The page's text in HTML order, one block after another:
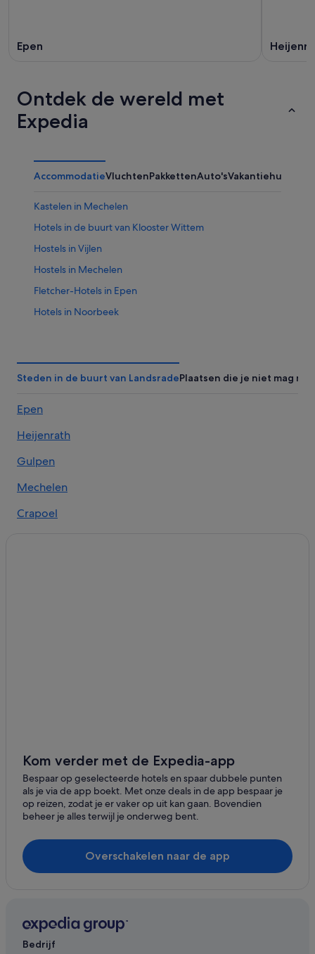
Epen
Ontdek de wereld met
Expedia
AccommodatieVluchtenPakkettenAuto'sVakantiehuizen
Kastelen in Mechelen
Hotels in de buurt van Klooster Wittem
Hostels in Vijlen
Hostels in Mechelen
Fletcher-Hotels in Epen
Hotels in Noorbeek
Lodges in Epen
Kastelen in Slenaken
Romantik Hotel in Gulpen
Hotels met 5 sterren in Epen
Vakantieparken in Epen
Van der Valk Hotels in Gulpen
Particuliere vakantiehuizen in Slenaken
Hotels met 5 sterren in Mechelen
Particuliere vakantiehuizen in Epen
B&B in Wijlre
Hotels in Eys
Hotels in Wahlwiller
Fletcher-Hotels in Mechelen
Steden in de buurt van LandsradePlaatsen die je niet mag
Epen
Heijenrath
Gulpen
Mechelen
Crapoel
Kom verder met de Expedia-app
Bespaar op geselecteerde hotels en spaar dubbele punten
als je via de app boekt. Met onze deals in de app bespaar je
op reizen, zodat je er vaker op uit kan gaan. Bovendien
beheer je alles terwijl je onderweg bent.
Overschakelen naar de app
Bedrijf